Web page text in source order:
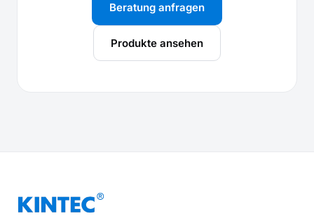
Beratung anfragen
Produkte ansehen